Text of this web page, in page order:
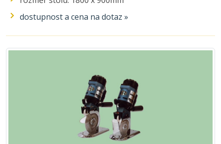
dostupnost a cena na dotaz »